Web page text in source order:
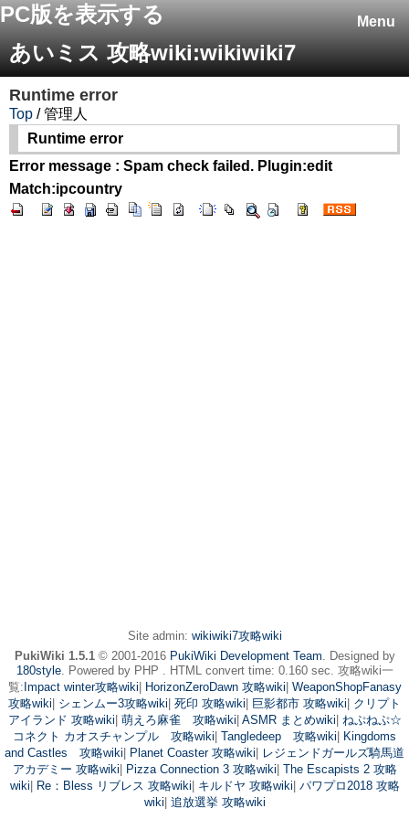
Menu
PC版を表示する
あいミス 攻略wiki:wikiwiki7
Runtime error
Top / 管理人
Runtime error
Error message : Spam check failed. Plugin:edit
Match:ipcountry
Site admin: wikiwiki7攻略wiki
PukiWiki 1.5.1© 2001-2016 PukiWiki Development Team. Designed by
180style. Powered by PHP . HTML convert time: 0.160 sec. 攻略wiki一
覧: Impact winter攻略wiki HorizonZeroDawn 攻略wiki WeaponShopFanasy
攻略wiki シェンムー3攻略wiki 死印 攻略wiki 巨影都市 攻略wiki クリプト
アイランド 攻略wiki 萌えろ麻雀 攻略wiki ASMR まとめwiki ねぷねぷ☆
コネクト カオスチャンプル 攻略wiki Tangledeep 攻略wiki
Kingdoms
and Castles 攻略wiki
Planet Coaster 攻略wiki
レジェンドガールズ騎馬道
アカデミー 攻略wiki
Pizza Connection 3 攻略wiki The Escapists 2 攻略
wiki
Re：Bless リブレス 攻略wiki キルドヤ 攻略wiki パワプロ2018 攻略
wiki 追放選挙 攻略wiki